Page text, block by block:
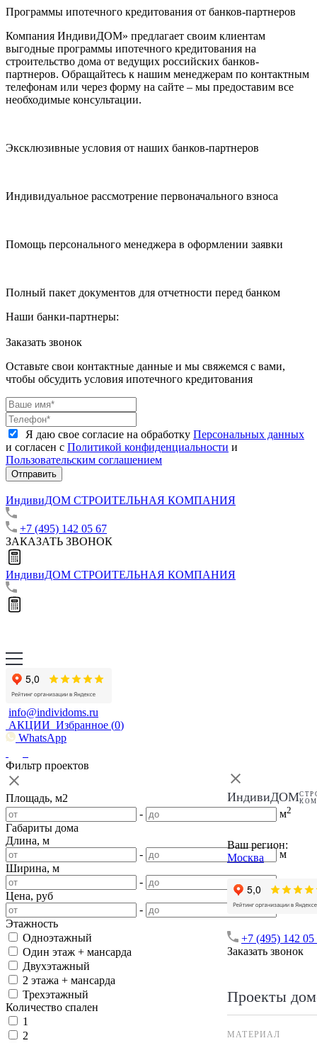
Программы ипотечного кредитования от банков-партнеров
Компания ИндивиДОМ» предлагает своим клиентам
выгодные программы ипотечного кредитования на
строительство дома от ведущих российских банков-
партнеров. Обращайтесь к нашим менеджерам по контактным
телефонам или через форму на сайте – мы предоставим все
необходимые консультации.
Эксклюзивные условия от наших банков-партнеров
Индивидуальное рассмотрение первоначального взноса
Помощь персонального менеджера в оформлении заявки
Полный пакет документов для отчетности перед банком
Наши банки-партнеры:
Заказать звонок
Оставьте свои контактные данные и мы свяжемся с вами,
чтобы обсудить условия ипотечного кредитования
Я даю свое согласие на обработку Персональных данных
и согласен с Политикой конфиденциальности и
Пользовательским соглашением
Отправить
ИндивиДОМ СТРОИТЕЛЬНАЯ КОМПАНИЯ
+7 (495) 142 05 67
ЗАКАЗАТЬ ЗВОНОК
ИндивиДОМ СТРОИТЕЛЬНАЯ КОМПАНИЯ
info@individoms.ru
АКЦИИ Избранное (0)
WhatsApp
ИндивиДОМ
Ваш регион:
Москва
+7 (495) 142 05
Заказать звонок
Проекты
МАТЕРИАЛ
Фильтр проектов
Площадь, м2
-
м2
Габариты дома
Длина, м
-
м
Ширина, м
-
Цена, руб
-
Этажность
Одноэтажный
Один этаж + мансарда
Двухэтажный
2 этажа + мансарда
Трехэтажный
Количество спален
1
2